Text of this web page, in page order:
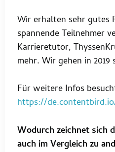
Wir erhalten sehr gutes
spannende Teilnehmer
Karrieretutor,
mehr. Wir gehen in 2019
Für weitere Infos
https://
Wodurch zeichnet sich
auch im Vergleich zu